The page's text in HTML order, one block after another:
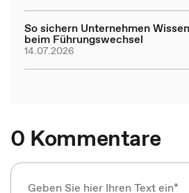
So sichern Unternehmen
beim Führungswechsel
14.07.2026
0 Kommentare